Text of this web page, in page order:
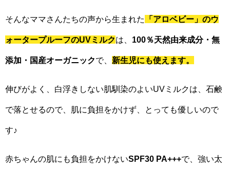
そんなママさんたちの声から生まれた 「アロベビー」のウ
ォータープルーフのUVミルクは、 100％天然由来成分・無
添加・国産オーガニックで、 新生児にも使えます。
伸びがよく、白浮きしない肌馴染のよいUVミルクは、石鹸
で落とせるので、肌に負担をかけず、とっても優しいので
す♪
赤ちゃんの肌にも負担をかけないSPF30 PA+++で、強い太